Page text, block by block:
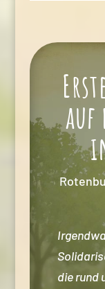
auf
die rund